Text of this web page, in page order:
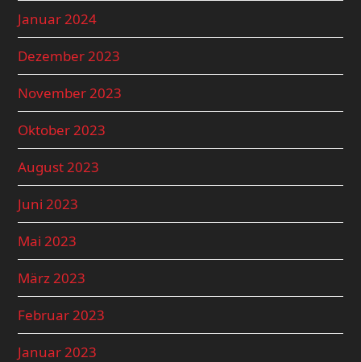
Januar 2024
Dezember 2023
November 2023
Oktober 2023
August 2023
Juni 2023
Mai 2023
März 2023
Februar 2023
Januar 2023